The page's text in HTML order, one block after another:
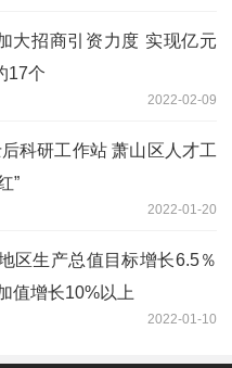
大招商引资力度 实现亿元
17个
2022-02-09
科研工作站 萧山区人才工
”
2022-01-20
区生产总值目标增长6.5％
值增长10%以上
2022-01-10